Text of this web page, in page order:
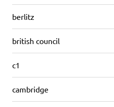
berlitz
british council
c1
cambridge